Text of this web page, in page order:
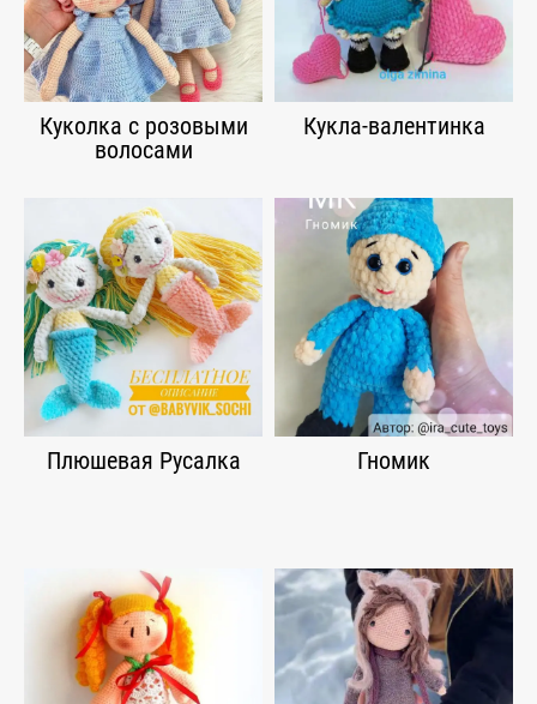
Куколка с розовыми
волосами
Кукла-валентинка
Плюшевая Русалка Гномик